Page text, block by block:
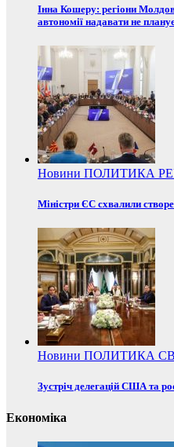
Інна Кошеру: регіони
автономії надавати не
Новини ПОЛИТИКА
Міністри ЄС схвалили
Новини ПОЛИТИКА
Зустріч делегацій США та
Економіка